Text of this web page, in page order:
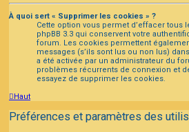
À quoi sert « Supprimer les cookies » ?
Cette option vous permet d’effacer tous
phpBB 3.3 qui conservent votre
forum. Les cookies permettent
messages (s’ils sont lus ou non lus)
a été activée par un administrateur du
problèmes récurrents de connexion et
essayez de supprimer les cookies.
Haut
Préférences et paramètres des